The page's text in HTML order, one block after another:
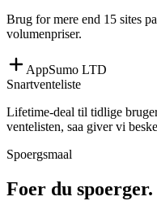
Brug for mere end 15 sites
volumenpriser.
AppSumo LTD
Snartventeliste
Lifetime-deal til tidlige
ventelisten, saa giver vi
Spoergsmaal
Foer du spoerger.